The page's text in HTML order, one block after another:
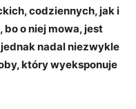
codziennych, jak i
o niej mowa, jest
nadal niezwykle
który wyeksponuje